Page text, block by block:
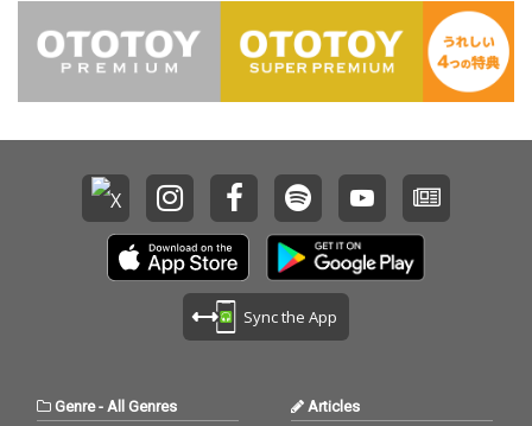
Sync the App
Genre- All Genres Articles